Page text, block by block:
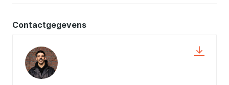
Contactgegevens